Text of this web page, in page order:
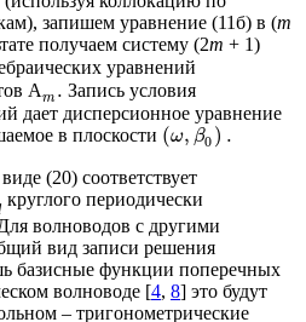
запишем уравнение (11б) в (m
получаем систему (2m + 1)
уравнений
Аm . Запись условия
дает дисперсионное уравнение
в плоскости (ω, β0 ) .
(20) соответствует
круглого периодически
волноводов с другими
вид записи решения
базисные функции поперечных
волноводе [4, 8] это будут
– тригонометрические